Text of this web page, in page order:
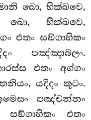
ඛො, භික්ඛවෙ,
ඛො, භික්ඛවෙ,
එතං සඞ්ගාහිකං
පඤ්ඤාබලං.
එතං අග්ගං
යදිදං කූටං.
පඤ්චන්නං
සඞ්ගාහිකං එතං